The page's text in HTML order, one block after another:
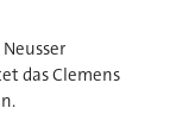
das Clemens